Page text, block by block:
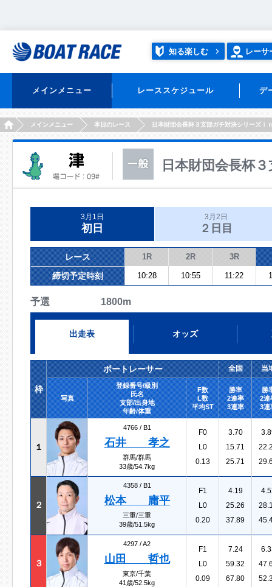
知る楽しむ レーサ
メインメニュー レーススケジュール デ
HOMEメインメニュー 本日のレース 日本財団会長杯３支部ガチ対決シリーズｉ
日本財団会長杯
3月1日
初日
3月2日
２日目
レース 1R 2R 3R
締切予定時刻 10:28 10:55 11:22
予選 1800m
出走表 オッズ
枠
ボートレーサー 全国 当
写真
登録番号/級別
氏名
支部/出身地
年齢/体重
F数
L数
平均ST
勝率
2連率
3連率
勝
2連
3連
１
4766 / B1
石井 孝之
群馬/群馬
33歳/54.7kg
F0
L0
0.13
3.70
15.71
25.71
２
4358 / B1
松本 庸平
三重/三重
39歳/51.5kg
F1
L0
0.20
4.19
25.26
37.89
３
4297 /A2
山田 哲也
東京/千葉
41歳/52.5kg
F1
L0
0.09
7.24
59.32
67.80